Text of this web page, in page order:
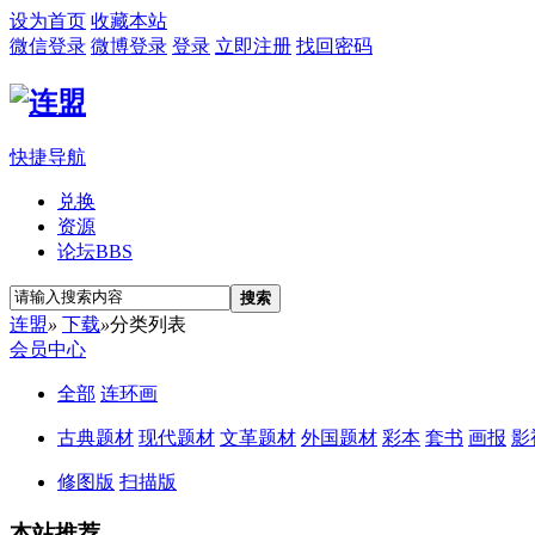
设为首页 收藏本站
微信登录 微博登录 登录 立即注册 找回密码
快捷导航
兑换
资源
论坛BBS
搜索
连盟» 下载»分类列表
会员中心
全部 连环画
古典题材 现代题材 文革题材 外国题材 彩本 套书 画报 影
修图版 扫描版